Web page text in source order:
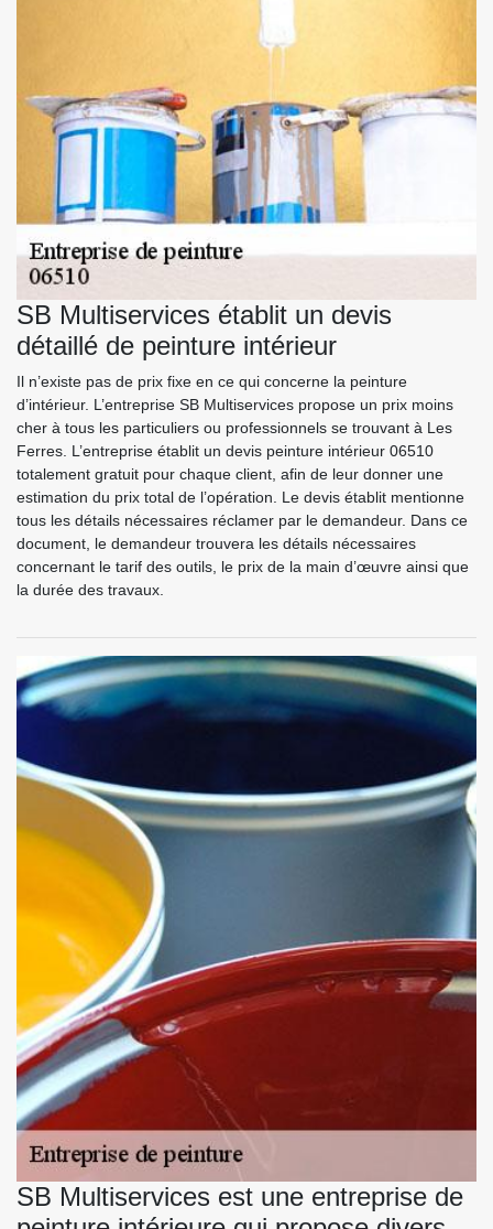
SB Multiservices établit un devis
détaillé de peinture intérieur
Il n’existe pas de prix fixe en ce qui concerne la peinture
d’intérieur. L’entreprise SB Multiservices propose un prix moins
cher à tous les particuliers ou professionnels se trouvant à Les
Ferres. L’entreprise établit un devis peinture intérieur 06510
totalement gratuit pour chaque client, afin de leur donner une
estimation du prix total de l’opération. Le devis établit mentionne
tous les détails nécessaires réclamer par le demandeur. Dans ce
document, le demandeur trouvera les détails nécessaires
concernant le tarif des outils, le prix de la main d’œuvre ainsi que
la durée des travaux.
SB Multiservices est une entreprise de